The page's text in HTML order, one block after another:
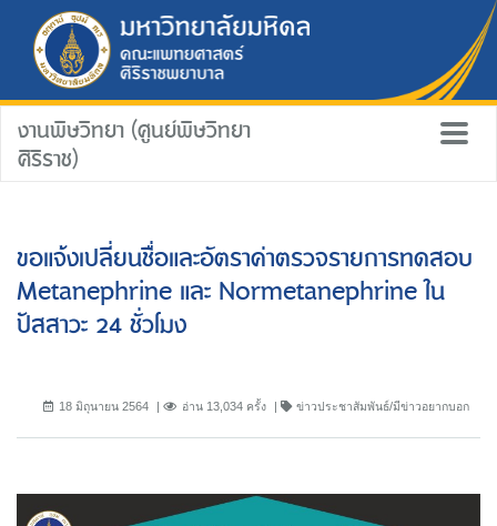
งานพิษวิทยา (ศูนย์พิษวิทยา
ศิริราช)
ขอแจ้งเปลี่ยนชื่อและอัตราค่าตรวจรายการทดสอบ
Metanephrine และ Normetanephrine ใน
ปัสสาวะ 24 ชั่วโมง
18 มิถุนายน 2564 อ่าน 13,034 ครั้ง ข่าวประชาสัมพันธ์/มีข่าวอยากบอก